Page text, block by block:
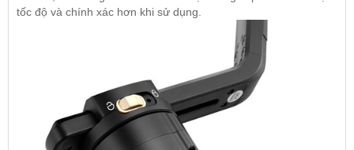
tốc độ và chính xác hơn khi sử dụng.